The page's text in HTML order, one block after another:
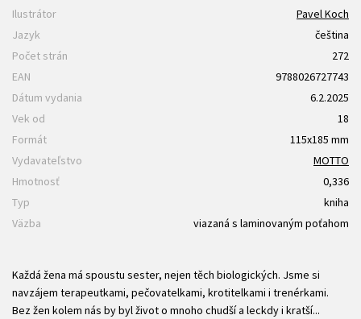
Ilustrátor
Pavel Koch
Jazyk
čeština
Počet strán
272
EAN
9788026727743
Dátum vydania
6.2.2025
Vek od
18
Formát
115x185 mm
Vydavateľstvo
MOTTO
Hmotnosť
0,336
Typ
kniha
Väzba
viazaná s laminovaným poťahom
Každá žena má spoustu sester, nejen těch biologických. Jsme si
navzájem terapeutkami, pečovatelkami, krotitelkami i trenérkami.
Bez žen kolem nás by byl život o mnoho chudší a leckdy i kratší...